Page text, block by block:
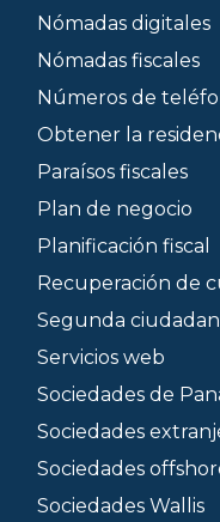
Nómadas digitales
Nómadas fiscales
Números de
Obtener la
Paraísos fiscales
Plan de negocio
Planificación fiscal
Recuperación de
Segunda
Servicios web
Sociedades de
Sociedades
Sociedades
Sociedades Wallis